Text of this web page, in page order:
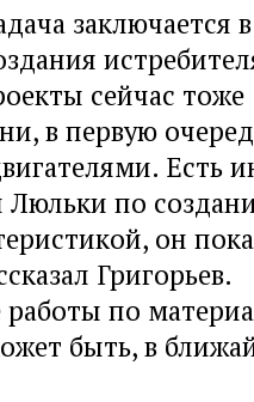
заключается
сейчас тоже
в первую
Есть
по
он
Григорьев.
по
быть, в